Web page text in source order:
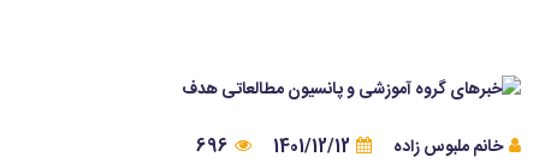
خانم ملبوس زاده 1401/12/12
696